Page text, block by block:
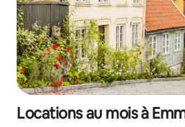
Locations au mois à